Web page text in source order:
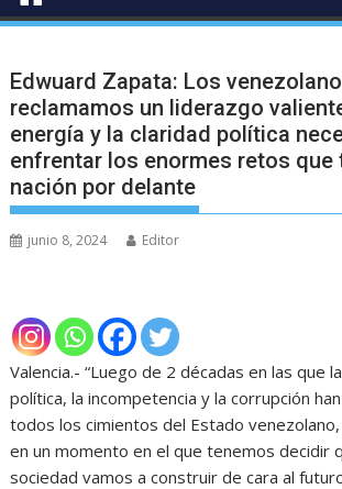
Edwuard Zapata: Los
reclamamos un liderazgo
energía y la claridad política
enfrentar los enormes retos que
nación por delante
junio 8, 2024 Editor
Valencia.- “Luego de 2 décadas en las que
política, la incompetencia y la corrupción
todos los cimientos del Estado
en un momento en el que tenemos decidir
sociedad vamos a construir de cara al